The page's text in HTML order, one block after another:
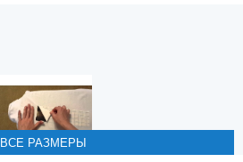
ВСЕ РАЗМЕРЫ
ВСЕ РАЗМЕРЫ
ВСЕ РАЗМЕРЫ
ВСЕ РАЗМЕРЫ